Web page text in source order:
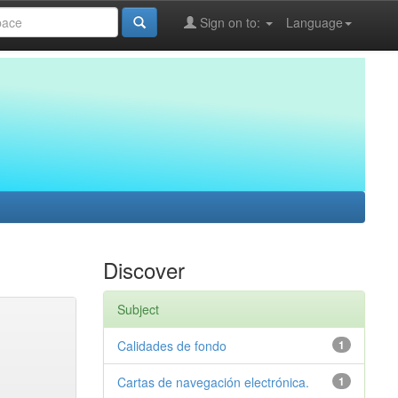
Language
Sign on to:
Discover
Subject
1
Calidades de fondo
1
Cartas de navegación electrónica.